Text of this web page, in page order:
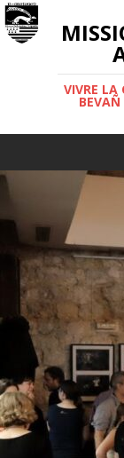
VIVRE LA
BEVAÑ